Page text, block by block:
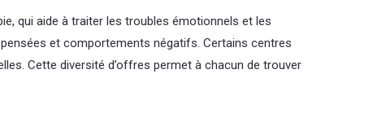
qui aide à traiter les troubles émotionnels et les
et comportements négatifs. Certains centres
Cette diversité d’offres permet à chacun de trouver